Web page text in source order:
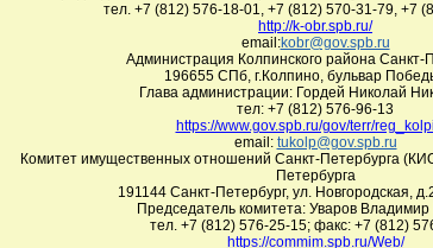
тел. +7 (812) 576-18-01, +7 (812) 570-31-79, +7
http://k-obr.spb.ru/
email:kobr@gov.spb.ru
Администрация Колпинского района Санкт-
196655 СПб, г.Колпино, бульвар
Глава администрации: Гордей Николай
тел: +7 (812) 576-96-13
https://www.gov.spb.ru/gov/terr/
email: tukolp@gov.spb.ru
Комитет имущественных отношений Санкт-Петербурга
Петербурга
191144 Санкт-Петербург, ул. Новгородская,
Председатель комитета: Уваров
тел. +7 (812) 576-25-15; факс: +7 (812)
https://commim.spb.ru/Web/